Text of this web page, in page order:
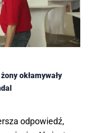
okłamywały
odpowiedź,